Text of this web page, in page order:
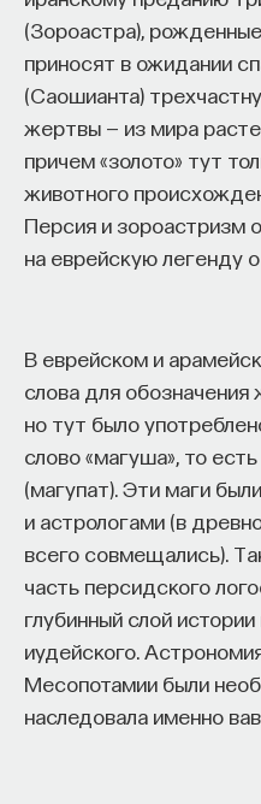
(Зороастра),
приносят в ожидании
(Саошианта)
жертвы — из мира
причем «золото» тут
животного
Персия и зороастризм
на еврейскую легенду
В еврейском и
слова для
но тут было
слово «магуша», то
(магупат). Эти маги
и астрологами (в
всего совмещались).
часть персидского
глубинный слой
иудейского.
Месопотамии были
наследовала именно
оно формируется. Нам
преподаватель может
изложить материал, а
его и затем
момент происходит
остается один на один
и пытается что-то с ним
что настоящее
ИИ полезен не
сложный
ИИ, потому что сам
ничего не объясняет.
обратился к ИИ, а то,
ресурс или способ
чаще всего лишь
нагрузку — а
создан. Они